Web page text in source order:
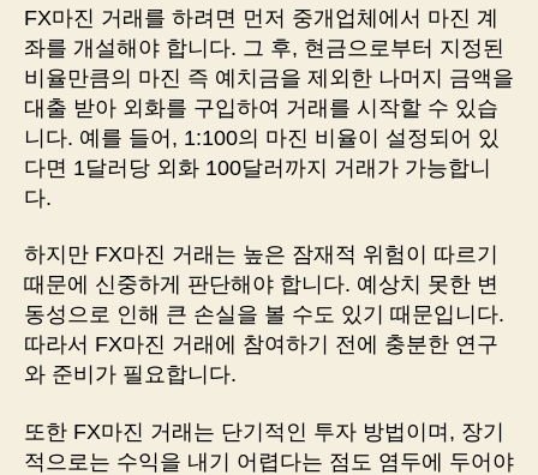
FX마진 거래를 하려면 먼저 중개업체에서 마진 계
좌를 개설해야 합니다. 그 후, 현금으로부터 지정된
비율만큼의 마진 즉 예치금을 제외한 나머지 금액을
대출 받아 외화를 구입하여 거래를 시작할 수 있습
니다. 예를 들어, 1:100의 마진 비율이 설정되어 있
다면 1달러당 외화 100달러까지 거래가 가능합니
다.
하지만 FX마진 거래는 높은 잠재적 위험이 따르기
때문에 신중하게 판단해야 합니다. 예상치 못한 변
동성으로 인해 큰 손실을 볼 수도 있기 때문입니다.
따라서 FX마진 거래에 참여하기 전에 충분한 연구
와 준비가 필요합니다.
또한 FX마진 거래는 단기적인 투자 방법이며, 장기
적으로는 수익을 내기 어렵다는 점도 염두에 두어야